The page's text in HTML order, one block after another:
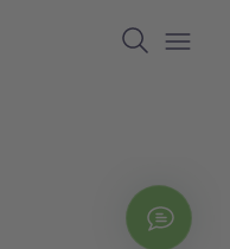
Search